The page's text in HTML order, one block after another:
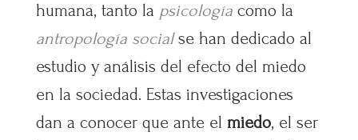
humana, tanto la psicología como la
antropología social se han dedicado al
estudio y análisis del efecto del miedo
en la sociedad. Estas investigaciones
dan a conocer que ante el miedo, el ser